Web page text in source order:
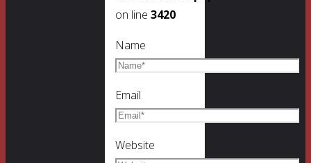
on line 3420
Name
Email
Website